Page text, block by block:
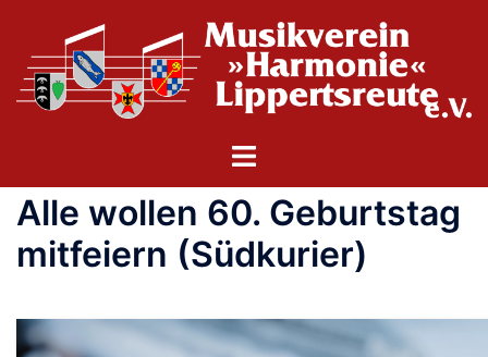
springen
Menü
Alle wollen 60. Geburtstag
mitfeiern (Südkurier)